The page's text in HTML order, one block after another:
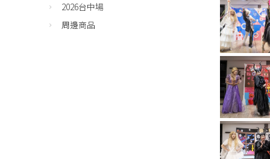
2026台中場
周邊商品